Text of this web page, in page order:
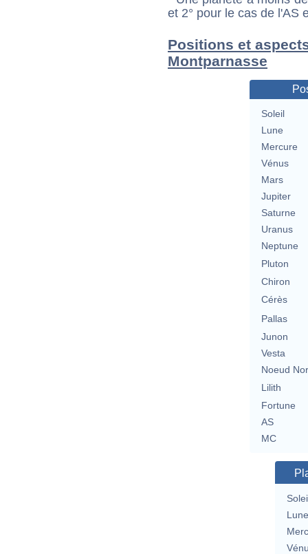
et 2° pour le cas de l'AS
Positions et
Montparnasse
Soleil
Lune
Mercure
Vénus
Mars
Jupiter
Saturne
Uranus
Neptune
Pluton
Chiron
Cérès
Pallas
Junon
Vesta
Noeud
Lilith
Fortune
AS
MC
Lune